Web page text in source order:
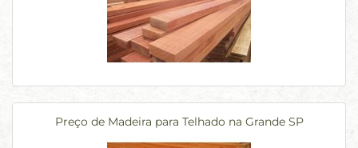
Preço de Madeira para Telhado na Grande SP